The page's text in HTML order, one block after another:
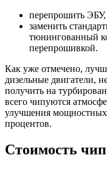
перепрошить
заменить
тюнингованный
перепрошивкой.
Как уже отмечено,
дизельные двигатели,
получить на
всего чипуются
улучшения мощностных
процентов.
Стоимость